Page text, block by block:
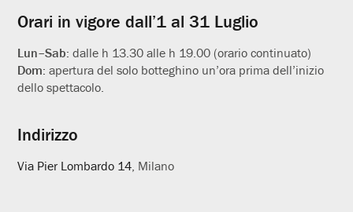
Orari in vigore dall’1 al 31 Luglio
Lun–Sab:dalle h 13.30 alle h 19.00 (orario continuato)
Dom:apertura del solo botteghino un’ora prima dell’inizio
dello spettacolo.
Indirizzo
Via Pier Lombardo 14 , Milano